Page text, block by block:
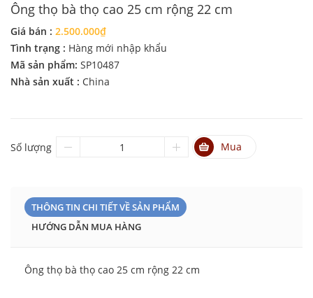
Ông thọ bà thọ cao 25 cm rộng 22 cm
Giá bán : 2.500.000₫
Tình trạng : Hàng mới nhập khẩu
Mã sản phẩm: SP10487
Nhà sản xuất : China
Số lượng Mua
THÔNG TIN CHI TIẾT VỀ SẢN PHẨM
HƯỚNG DẪN MUA HÀNG
Ông thọ bà thọ cao 25 cm rộng 22 cm